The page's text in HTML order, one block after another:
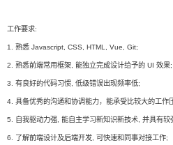
工作要求:
1. 熟悉 Javascript, CSS, HTML, Vue, Git;
2. 熟悉前端常用框架, 能独立完成设计给予的 UI 效果;
3. 有良好的代码习惯, 低级错误出现频率低;
4. 具备优秀的沟通和协调能力，能承受比较大的工作
5. 自我驱动力强, 能自主学习新知识新技术, 并具有较
6. 了解前端设计及后端开发, 可快速和同事对接工作;